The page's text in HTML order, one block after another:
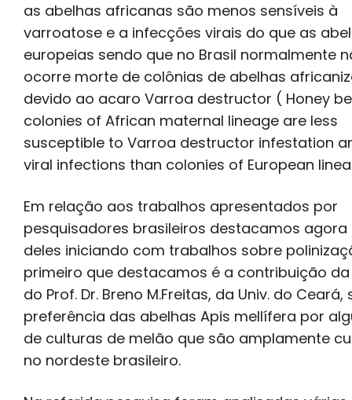
as abelhas africanas são menos sensíveis à
varroatose e a infecções virais do que as
europeias sendo que no Brasil normalmente
ocorre morte de colônias de abelhas
devido ao acaro Varroa destructor ( Honey
colonies of African maternal lineage are less
susceptible to Varroa destructor infestation
viral infections than colonies of European
Em relação aos trabalhos apresentados por
pesquisadores brasileiros destacamos agora
deles iniciando com trabalhos sobre
primeiro que destacamos é a contribuição
do Prof. Dr. Breno M.Freitas, da Univ. do Ceará,
preferência das abelhas Apis mellífera por
de culturas de melão que são amplamente
no nordeste brasileiro.